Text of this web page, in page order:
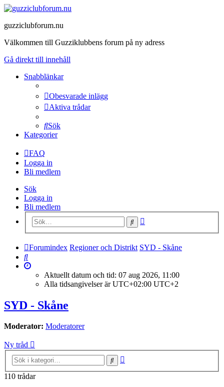
guzziclubforum.nu
Välkommen till Guzziklubbens forum på ny adress
Gå direkt till innehåll
Snabblänkar
Obesvarade inlägg
Aktiva trådar
Sök
Kategorier
FAQ
Logga in
Bli medlem
Sök
Logga in
Bli medlem
Sök
Forumindex Regioner och Distrikt SYD - Skåne
Sök
Aktuellt datum och tid: 07 aug 2026, 11:00
Alla tidsangivelser är UTC+02:00 UTC+2
SYD - Skåne
Moderator: Moderatorer
Ny tråd
Sök
110 trådar